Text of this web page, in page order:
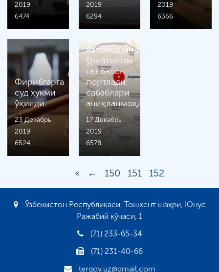
2019
6474
2019
6294
2019
6366
Фирибгарга
суд ҳукми
ўқилди.
23 Декабрь
2019
6524
Автомашинага
ўрнатилган
газ балон
портлади:
сабаблари
аниқланмоқда.
17 Декабрь
2019
6578
« ← 150 151 152
Ўзбекистон Республикаси, Тошкент шаҳри, Юнус
Ражабий кўчаси, 1
(71) 233-65-34
(71) 231-40-66
tergov.uz@gmail.com